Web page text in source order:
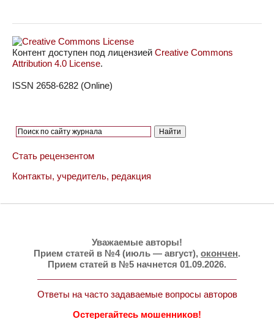
Контент доступен под лицензией Creative Commons
Attribution 4.0 License.
ISSN 2658-6282 (Online)
Стать рецензентом
Контакты, учредитель, редакция
Уважаемые авторы!
Прием статей в №4 (июль — август), окончен.
Прием статей в №5 начнется 01.09.2026.
Ответы на часто задаваемые вопросы авторов
Остерегайтесь мошенников!